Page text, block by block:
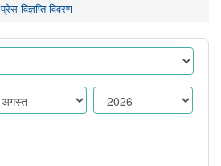
प्रेस विज्ञप्ति विवरण